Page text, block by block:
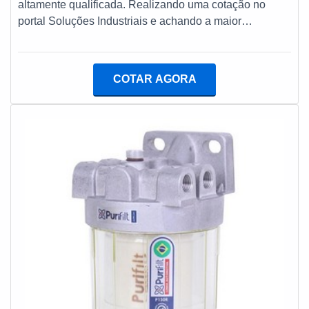
MAIS SOBRE A EMPRESASomente na Kiyoshi
Geradores tem o que há de melhor no mercado de
variadas que a empresa oferece, como locação de
grupos geradores manuais e automáticos e quadros
com tomadas.É comprometida com os serviços e
fato de a empresa ter equipamentos de qualidade e
estrutura suficiente para atender todas as demandas.
Tudo isso, somado à performance de possuir
operações em diversas áreas do território nacional e
equipe de alta qualidade, atendendo alguns dos
principais eventos do país, garante uma entrega de
excelência de ponta a ponta.
altamente qualificada. Realizando uma cotação no
portal Soluções Industriais e achando a maior
mesmo! Quando a busca é por aluguel de gerador para
atendimento e nos serviços prestados.MAIS
FESTAS PREÇO JUSTOA Kiyoshi Geradores canaliza
sua energia em produzir uma estrutura aos clientes com
equipamentos de qualidade e equipamentos de última
geração, tudo para se certificar que se tenha aluguel de
gerador para festas preço justo com precisão.Sem
perder o foco em aluguel de gerador para festas,
sempre deve-se buscar uma empresa que tenha
produtos e serviços com ótima qualidade e precisão,
pequenos detalhes, mas de grande valia para saber a
procedência e seriedade da empresa.É por esses e
outros motivos que a Kiyoshi Geradores é responsável
COTAR AGORA